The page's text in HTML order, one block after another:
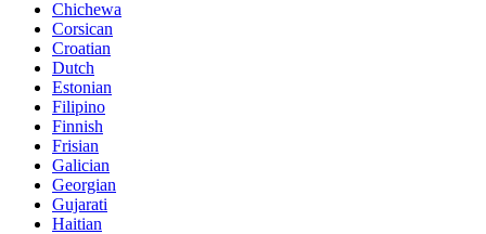
Chichewa
Corsican
Croatian
Dutch
Estonian
Filipino
Finnish
Frisian
Galician
Georgian
Gujarati
Haitian